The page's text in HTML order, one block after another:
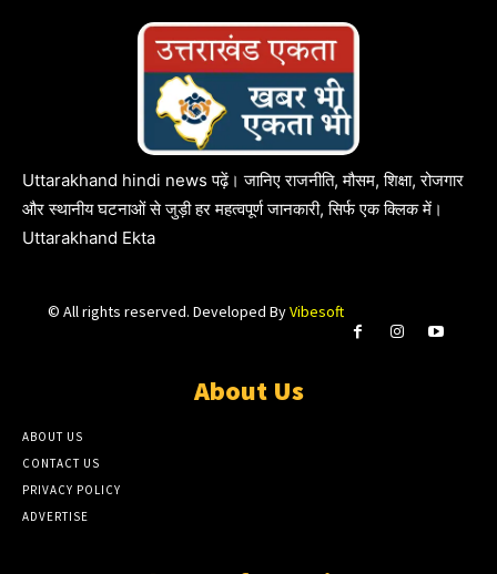
Uttarakhand hindi news पढ़ें। जानिए राजनीति, मौसम, शिक्षा, रोजगार
और स्थानीय घटनाओं से जुड़ी हर महत्वपूर्ण जानकारी, सिर्फ एक क्लिक में।
Uttarakhand Ekta
© All rights reserved. Developed ByVibesoft
About Us
ABOUT US
CONTACT US
PRIVACY POLICY
ADVERTISE